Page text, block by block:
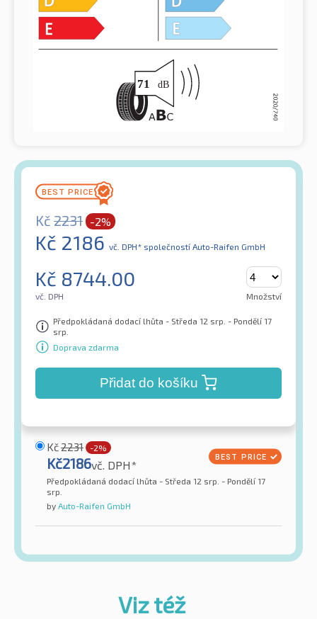
Kč 2231 -2%
Kč 2186 vč. DPH* společností Auto-Raifen GmbH
Kč 8744.00
vč. DPH Množství
Předpokládaná dodací lhůta - Středa 12 srp. - Pondělí 17
srp.
Doprava zdarma
Přidat do košíku
Kč2231 -2%
Kč2186vč. DPH*
Předpokládaná dodací lhůta - Středa 12 srp. - Pondělí 17
srp.
by Auto-Raifen GmbH
Viz též